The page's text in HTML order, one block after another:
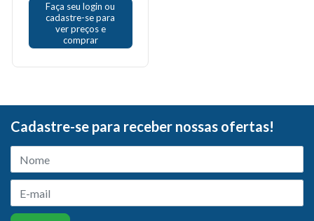
Faça seu login ou
cadastre-se para
ver preços e
comprar
Cadastre-se para receber nossas ofertas!